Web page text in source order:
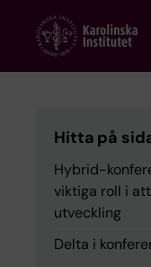
content
Hitta på
Hybrid-
viktiga roll i
utveckling
Delta i